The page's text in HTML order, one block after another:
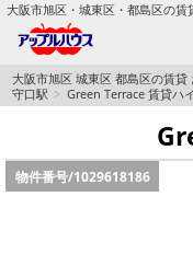
大阪市旭区・城東区・都島区の賃
TOPページ
路線·駅から探す
大阪市旭区 城東区 都島区の賃
守口駅
Green Terrace 賃貸ハ
物件番号/1029618186